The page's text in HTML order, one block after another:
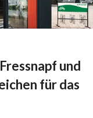
und
für das